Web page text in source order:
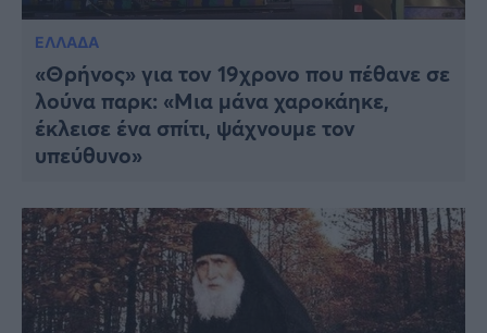
ΕΛΛΑΔΑ
«Θρήνος» για τον 19χρονο που πέθανε σε
λούνα παρκ: «Μια μάνα χαροκάηκε,
έκλεισε ένα σπίτι, ψάχνουμε τον
υπεύθυνο»